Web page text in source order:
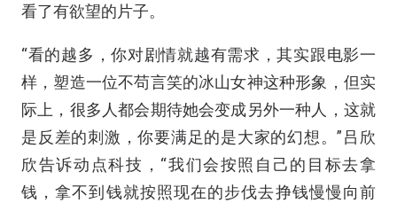
看了有欲望的片子。
“看的越多，你对剧情就越有需求，其实跟电影一
样，塑造一位不苟言笑的冰山女神这种形象，但实
际上，很多人都会期待她会变成另外一种人，这就
是反差的刺激，你要满足的是大家的幻想。”吕欣
欣告诉动点科技，“我们会按照自己的目标去拿
钱，拿不到钱就按照现在的步伐去挣钱慢慢向前